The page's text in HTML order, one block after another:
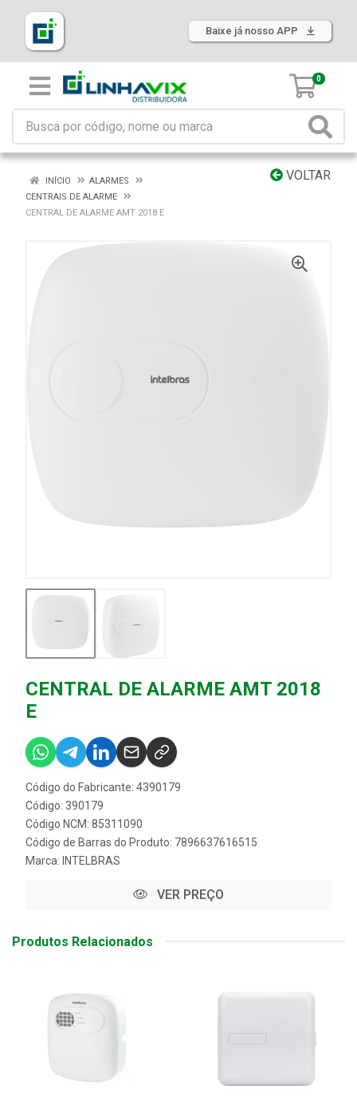
Baixe já nosso APP
0
VOLTAR
INÍCIO
ALARMES
CENTRAIS DE ALARME
CENTRAL DE ALARME AMT 2018 E
CENTRAL DE ALARME AMT 2018
E
Código do Fabricante: 4390179
Código: 390179
Código NCM: 85311090
Código de Barras do Produto: 7896637616515
Marca: INTELBRAS
VER PREÇO
Produtos Relacionados